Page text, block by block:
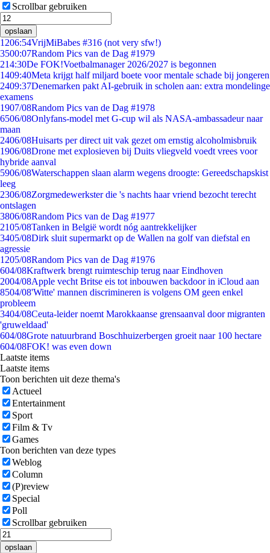
Scrollbar gebruiken
opslaan
1206:54VrijMiBabes #316 (not very sfw!)
3500:07Random Pics van de Dag #1979
214:30De FOK!Voetbalmanager 2026/2027 is begonnen
1409:40Meta krijgt half miljard boete voor mentale schade bij jongeren
2409:37Denemarken pakt AI-gebruik in scholen aan: extra mondelinge
examens
1907/08Random Pics van de Dag #1978
6506/08Onlyfans-model met G-cup wil als NASA-ambassadeur naar
maan
2406/08Huisarts per direct uit vak gezet om ernstig alcoholmisbruik
1906/08Drone met explosieven bij Duits vliegveld voedt vrees voor
hybride aanval
5906/08Waterschappen slaan alarm wegens droogte: Gereedschapskist
leeg
2306/08Zorgmedewerkster die 's nachts haar vriend bezocht terecht
ontslagen
3806/08Random Pics van de Dag #1977
2105/08Tanken in België wordt nóg aantrekkelijker
3405/08Dirk sluit supermarkt op de Wallen na golf van diefstal en
agressie
1205/08Random Pics van de Dag #1976
604/08Kraftwerk brengt ruimteschip terug naar Eindhoven
2004/08Apple vecht Britse eis tot inbouwen backdoor in iCloud aan
8504/08'Witte' mannen discrimineren is volgens OM geen enkel
probleem
3404/08Ceuta-leider noemt Marokkaanse grensaanval door migranten
'gruweldaad'
604/08Grote natuurbrand Boschhuizerbergen groeit naar 100 hectare
604/08FOK! was even down
Laatste items
Laatste items
Toon berichten uit deze thema's
Actueel
Entertainment
Sport
Film & Tv
Games
Toon berichten van deze types
Weblog
Column
(P)review
Special
Poll
Scrollbar gebruiken
opslaan